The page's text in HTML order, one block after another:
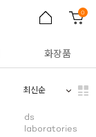
0
화장품
ds
laboratories